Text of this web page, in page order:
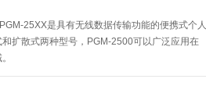
25XX是具有无线数据传输功能的便携式个人
扩散式两种型号，PGM-2500可以广泛应用在